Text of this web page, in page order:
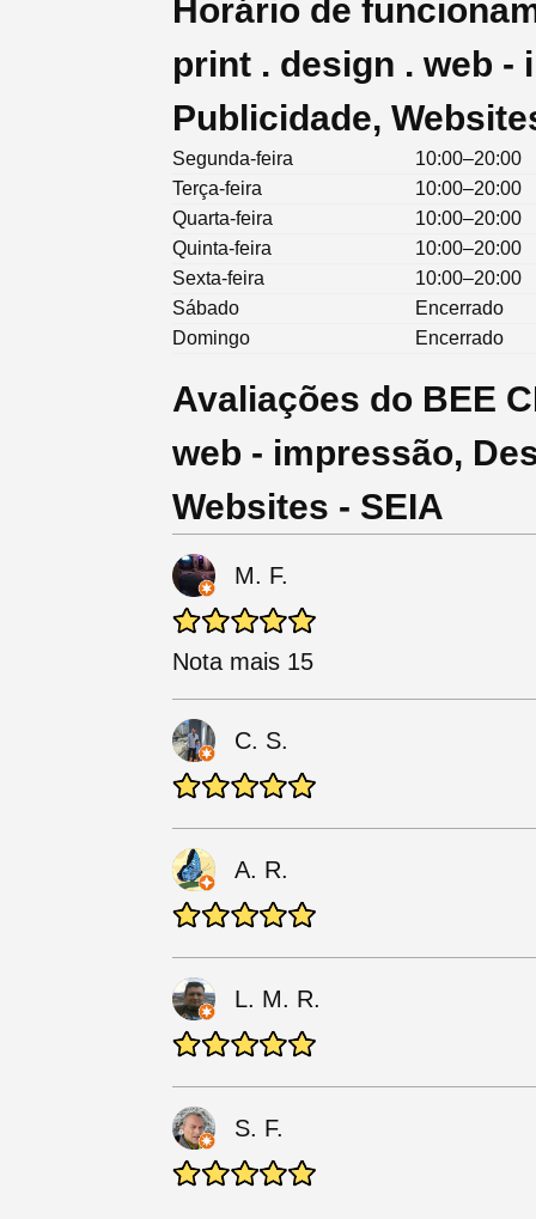
Horário de
print . design . web -
Publicidade,
Segunda-feira
10:00–20:00
Terça-feira
10:00–20:00
Quarta-feira
10:00–20:00
Quinta-feira
10:00–20:00
Sexta-feira
10:00–20:00
Sábado
Encerrado
Domingo
Encerrado
Avaliações do BEE
web - impressão,
Websites - SEIA
M. F.
Nota mais 15
C. S.
A. R.
L. M. R.
S. F.